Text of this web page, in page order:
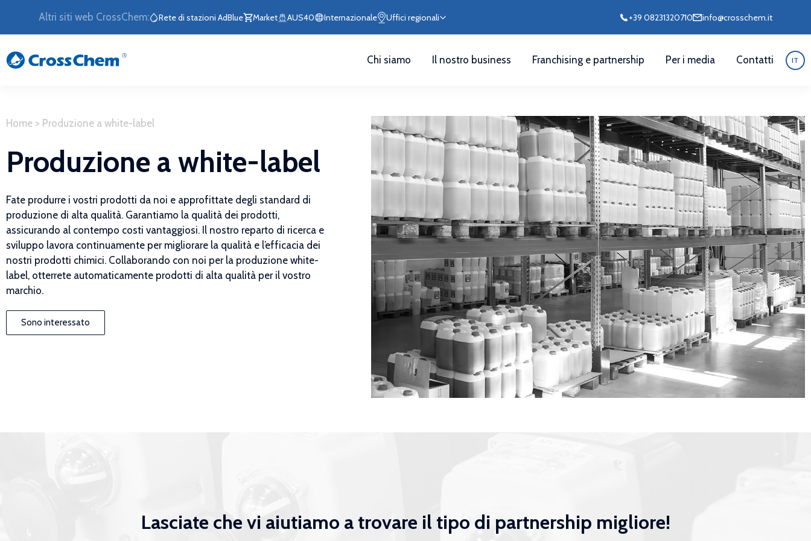
Altri siti web CrossChem: Rete di stazioni AdBlue Market AUS40 Internazionale Uffici regionali +39 08231320710 info@crosschem.it
Chi siamo Il nostro business Franchising e partnership Per i media Contatti IT
Home > Produzione a white-label
Produzione a white-label
Fate produrre i vostri prodotti da noi e approfittate degli standard di
produzione di alta qualità. Garantiamo la qualità dei prodotti,
assicurando al contempo costi vantaggiosi. Il nostro reparto di ricerca e
sviluppo lavora continuamente per migliorare la qualità e l’efficacia dei
nostri prodotti chimici. Collaborando con noi per la produzione white-
label, otterrete automaticamente prodotti di alta qualità per il vostro
marchio.
Sono interessato
Lasciate che vi aiutiamo a trovare il tipo di partnership migliore!